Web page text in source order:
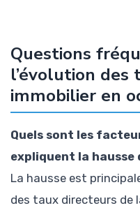
Questions
l’évolution des
immobilier en
Quels sont les
expliquent la hausse
La hausse est
des taux directeurs de